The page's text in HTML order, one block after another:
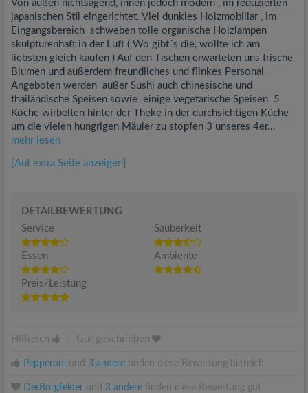
Von außen nichtsagend, innen jedoch modern , im reduzierten
japanischen Stil eingerichtet. Viel dunkles Holzmobiliar , im
Eingangsbereich schweben tolle organische Holzlampen
skulpturenhaft in der Luft ( Wo gibt´s die, wollte ich am
liebsten gleich kaufen ) Auf den Tischen erwarteten uns frische
Blumen und außerdem freundliches und flinkes Personal.
Angeboten werden außer Sushi auch chinesische und
thailändische Speisen sowie einige vegetarische Speisen. 5
Köche wirbelten hinter der Theke in der durchsichtigen Küche
um die vielen hungrigen Mäuler zu stopfen 3 unseres 4er...
mehr lesen
[Auf extra Seite anzeigen]
DETAILBEWERTUNG
Service
Sauberkeit
Essen Ambiente
Preis/Leistung
Hilfreich Gut geschrieben
Pepperoni und 3 andere finden diese Bewertung hilfreich.
DerBorgfelder und 3 andere finden diese Bewertung gut